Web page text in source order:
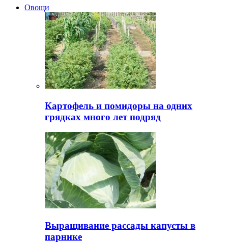
Овощи
Картофель и помидоры на одних
грядках много лет подряд
Выращивание рассады капусты в
парнике